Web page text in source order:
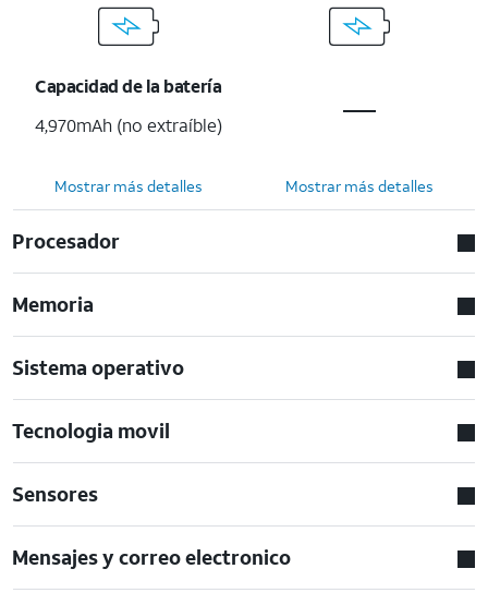
Capacidad de la batería
4,970mAh (no extraíble)
Mostrar más detalles Mostrar más detalles
Procesador
Memoria
Sistema operativo
Tecnologia movil
Sensores
Mensajes y correo electronico